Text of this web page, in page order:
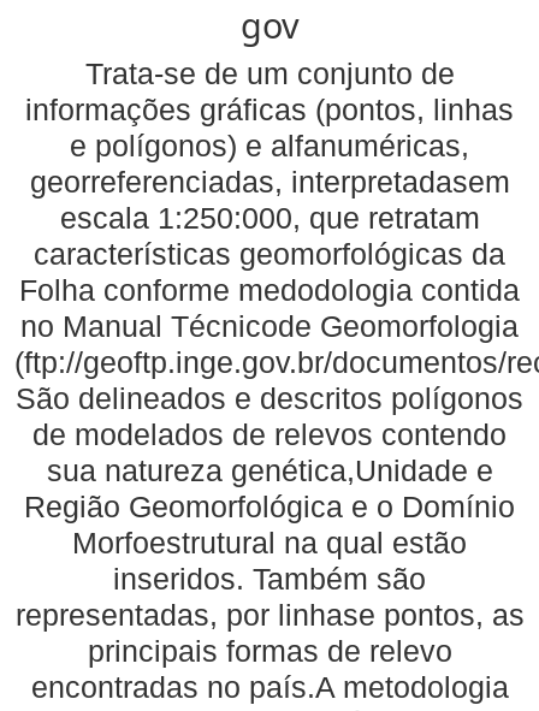
gov
Trata-se de um conjunto de
informações gráficas (pontos, linhas
e polígonos) e alfanuméricas,
georreferenciadas, interpretadasem
escala 1:250:000, que retratam
características geomorfológicas da
Folha conforme medodologia contida
no Manual Técnicode Geomorfologia
(ftp://geoftp.inge.gov.br/documentos/
São delineados e descritos polígonos
de modelados de relevos contendo
sua natureza genética,Unidade e
Região Geomorfológica e o Domínio
Morfoestrutural na qual estão
inseridos. Também são
representadas, por linhase pontos, as
principais formas de relevo
encontradas no país.A metodologia